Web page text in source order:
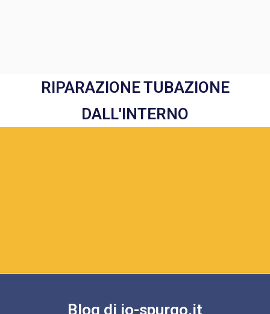
RIPARAZIONE TUBAZIONE
DALL'INTERNO
Blog di io-spurgo.it